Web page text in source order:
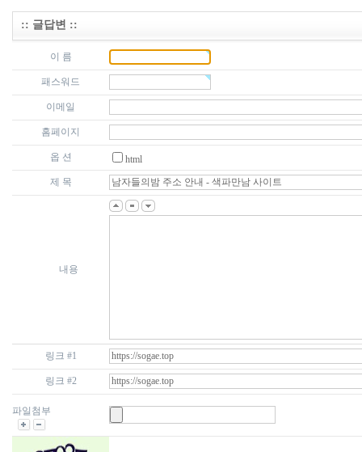
:: 글답변 ::
이 름
패스워드
이메일
홈페이지
옵 션
html
제 목
내용
링크 #1
링크 #2
파일첨부